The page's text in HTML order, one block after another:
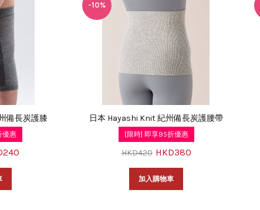
備長炭護膝
優惠
-10%
日本 Hayashi Knit 紀州備長炭護腰帶
[限時] 即享95折優惠
HKD420 HKD380
加入購物車